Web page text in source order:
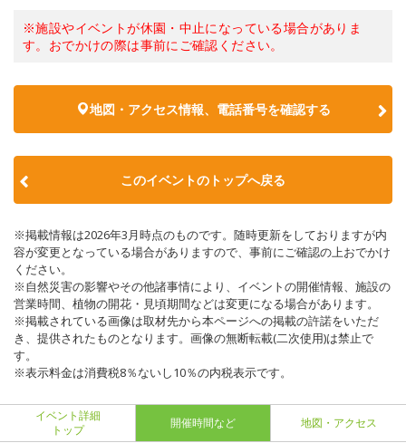
※施設やイベントが休園・中止になっている場合がありま
す。おでかけの際は事前にご確認ください。
地図・アクセス情報、電話番号を確認する
このイベントのトップへ戻る
※掲載情報は2026年3月時点のものです。随時更新をしておりますが内
容が変更となっている場合がありますので、事前にご確認の上おでかけ
ください。
※自然災害の影響やその他諸事情により、イベントの開催情報、施設の
営業時間、植物の開花・見頃期間などは変更になる場合があります。
※掲載されている画像は取材先から本ページへの掲載の許諾をいただ
き、提供されたものとなります。画像の無断転載(二次使用)は禁止で
す。
※表示料金は消費税8％ないし10％の内税表示です。
イベント詳細
トップ
開催時間など 地図・アクセス